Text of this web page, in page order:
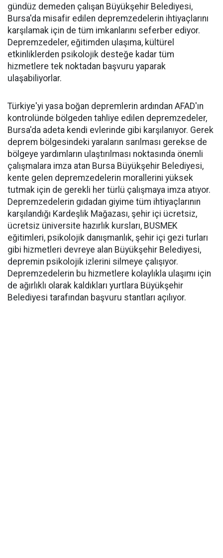
gündüz demeden çalışan Büyükşehir Belediyesi,
Bursa'da misafir edilen depremzedelerin ihtiyaçlarını
karşılamak için de tüm imkanlarını seferber ediyor.
Depremzedeler, eğitimden ulaşıma, kültürel
etkinliklerden psikolojik desteğe kadar tüm
hizmetlere tek noktadan başvuru yaparak
ulaşabiliyorlar.
Türkiye'yi yasa boğan depremlerin ardından AFAD'ın
kontrolünde bölgeden tahliye edilen depremzedeler,
Bursa'da adeta kendi evlerinde gibi karşılanıyor. Gerek
deprem bölgesindeki yaraların sarılması gerekse de
bölgeye yardımların ulaştırılması noktasında önemli
çalışmalara imza atan Bursa Büyükşehir Belediyesi,
kente gelen depremzedelerin morallerini yüksek
tutmak için de gerekli her türlü çalışmaya imza atıyor.
Depremzedelerin gıdadan giyime tüm ihtiyaçlarının
karşılandığı Kardeşlik Mağazası, şehir içi ücretsiz,
ücretsiz üniversite hazırlık kursları, BUSMEK
eğitimleri, psikolojik danışmanlık, şehir içi gezi turları
gibi hizmetleri devreye alan Büyükşehir Belediyesi,
depremin psikolojik izlerini silmeye çalışıyor.
Depremzedelerin bu hizmetlere kolaylıkla ulaşımı için
de ağırlıklı olarak kaldıkları yurtlara Büyükşehir
Belediyesi tarafından başvuru stantları açılıyor.